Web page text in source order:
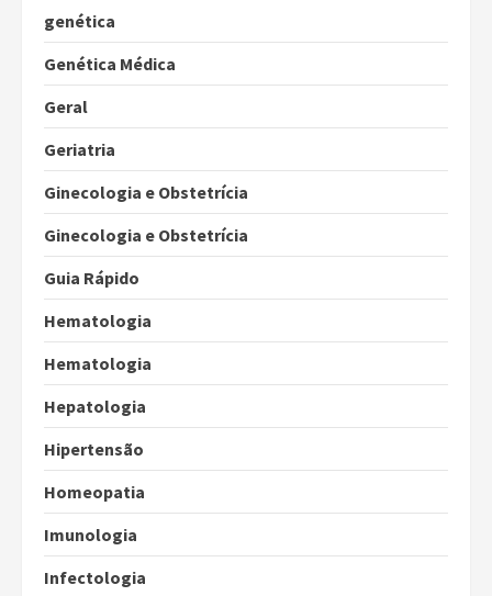
genética
Genética Médica
Geral
Geriatria
Ginecologia e Obstetrícia
Ginecologia e Obstetrícia
Guia Rápido
Hematologia
Hematologia
Hepatologia
Hipertensão
Homeopatia
Imunologia
Infectologia